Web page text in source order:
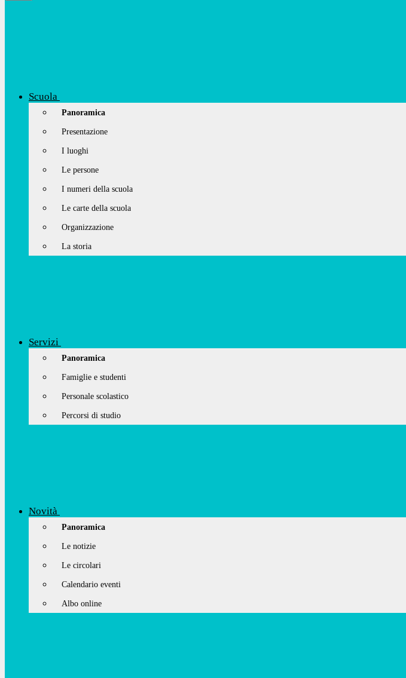
Scuola
Panoramica
Presentazione
I luoghi
Le persone
I numeri della scuola
Le carte della scuola
Organizzazione
La storia
Servizi
Panoramica
Famiglie e studenti
Personale scolastico
Percorsi di studio
Novità
Panoramica
Le notizie
Le circolari
Calendario eventi
Albo online